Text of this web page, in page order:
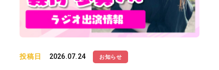
投稿日 2026.07.24 お知らせ